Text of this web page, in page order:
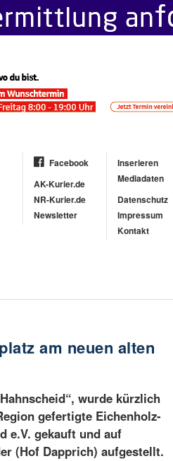
Facebook
AK-Kurier.de
NR-Kurier.de
Newsletter
Inserieren
Mediadaten
Datenschutz
Impressum
Kontakt
am neuen alten
wurde kürzlich
gefertigte Eichenholz-
e.V. gekauft und auf
(Hof Dapprich) aufgestellt.